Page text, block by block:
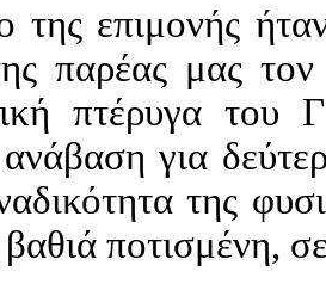
της επιμονής
παρέας μας
πτέρυγα
ανάβαση για
της
βαθιά ποτισμένη,